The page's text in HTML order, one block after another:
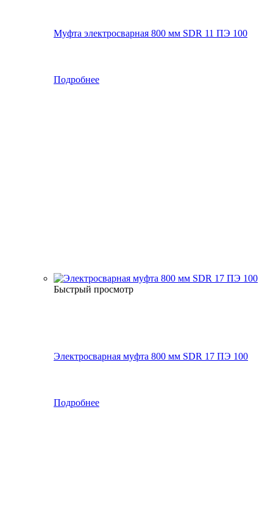
Муфта электросварная 800 мм SDR 11 ПЭ 100
Подробнее
Быстрый просмотр
Электросварная муфта 800 мм SDR 17 ПЭ 100
Подробнее